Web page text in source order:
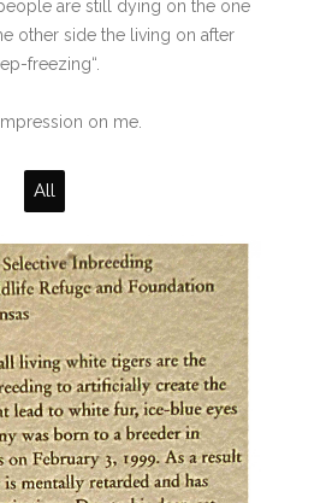
are still dying on the one
other side the living on after
freezing“.
on me.
All